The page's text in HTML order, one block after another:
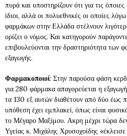
πυρά και υποστηρίζουν ότι για τις όποιες
ίδιοι, αλλά οι πολυεθνικές οι οποίες
φαρμάκων στην Ελλάδα στέλνουν
ορίζει ο νόμος. Και κατηγορούν
επιβουλεύονται την δραστηριότητα των
εξαγωγής.
Φαρμακοποιοί: Στην παρούσα φάση
για 280 φάρμακα απαγορεύεται η
τα 130 εξ αυτών διαθέτουν από δύο έως
υπόθεση έχει εμπλακεί, όπως είναι
το Μέγαρο Μαξίμου. Ακρη μέχρι τώρα
Υγείας κ. Μιχάλης Χρυσοχοίδης